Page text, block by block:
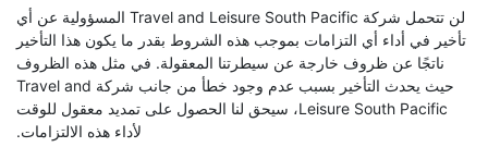
لن تتحمل شركة Travel and Leisure South Pacific المسؤولية عن أي
تأخير في أداء أي التزامات بموجب هذه الشروط بقدر ما يكون هذا التأخير
ناتجًا عن ظروف خارجة عن سيطرتنا المعقولة. في مثل هذه الظروف
حيث يحدث التأخير بسبب عدم وجود خطأ من جانب شركة Travel and
Leisure South Pacific، سيحق لنا الحصول على تمديد معقول للوقت
لأداء هذه الالتزامات.